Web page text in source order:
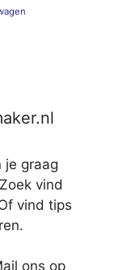
je graag
vind
vind tips
ons op